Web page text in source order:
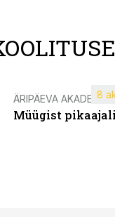
ÄRIPÄEVA AKADEEMIA
Müügist
8